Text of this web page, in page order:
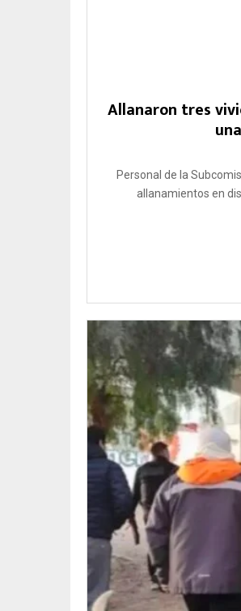
Allanaron tres
Personal de la
allanamientos en